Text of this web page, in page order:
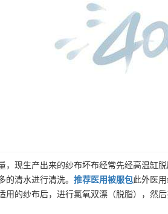
，现生产出来的纱布坏布经常先经高温缸
的清水进行清洗。 推荐 医用被服包此外医
用的纱布后，进行氯氧双漂（脱脂），然